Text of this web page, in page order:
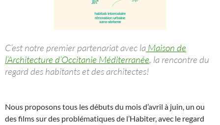
C’est notre premier partenariat avec la Maison de
l’Architecture d’Occitanie Méditerranée, la rencontre du
regard des habitants et des architectes!
Nous proposons tous les débuts du mois d’avril à juin, un ou
des films sur des problématiques de l’Habiter, avec le regard